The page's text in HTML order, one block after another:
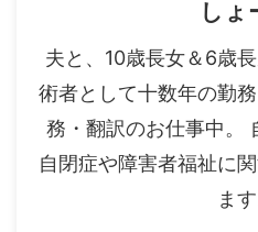
しょ
夫と、10歳長女＆6歳
術者として十数年の勤
務・翻訳のお仕事中。
自閉症や障害者福祉に
ます